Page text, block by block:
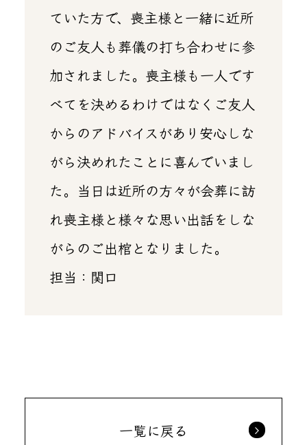
ていた方で、喪主様と一緒に近所
のご友人も葬儀の打ち合わせに参
加されました。喪主様も一人です
べてを決めるわけではなくご友人
からのアドバイスがあり安心しな
がら決めれたことに喜んでいまし
た。当日は近所の方々が会葬に訪
れ喪主様と様々な思い出話をしな
がらのご出棺となりました。
担当：関口
一覧に戻る